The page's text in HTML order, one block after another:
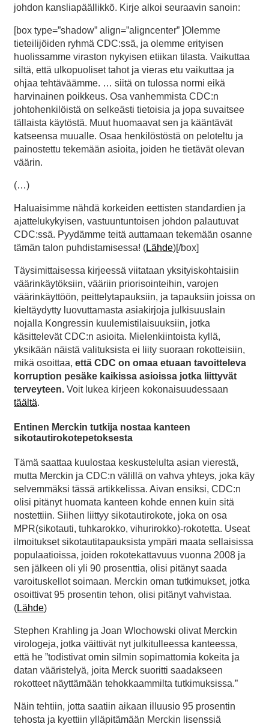
johdon kansliapäällikkö. Kirje alkoi seuraavin sanoin:
[box type=”shadow” align=”aligncenter” ]Olemme
tieteilijöiden ryhmä CDC:ssä, ja olemme erityisen
huolissamme viraston nykyisen etiikan tilasta. Vaikuttaa
siltä, että ulkopuoliset tahot ja vieras etu vaikuttaa ja
ohjaa tehtäväämme. … siitä on tulossa normi eikä
harvinainen poikkeus. Osa vanhemmista CDC:n
johtohenkilöistä on selkeästi tietoisia ja jopa suvaitsee
tällaista käytöstä. Muut huomaavat sen ja kääntävät
katseensa muualle. Osaa henkilöstöstä on peloteltu ja
painostettu tekemään asioita, joiden he tietävät olevan
väärin.
(…)
Haluaisimme nähdä korkeiden eettisten standardien ja
ajattelukykyisen, vastuuntuntoisen johdon palautuvat
CDC:ssä. Pyydämme teitä auttamaan tekemään osanne
tämän talon puhdistamisessa! (Lähde)[/box]
Täysimittaisessa kirjeessä viitataan yksityiskohtaisiin
väärinkäytöksiin, vääriin priorisointeihin, varojen
väärinkäyttöön, peittelytapauksiin, ja tapauksiin joissa on
kieltäydytty luovuttamasta asiakirjoja julkisuuslain
nojalla Kongressin kuulemistilaisuuksiin, jotka
käsittelevät CDC:n asioita. Mielenkiintoista kyllä,
yksikään näistä valituksista ei liity suoraan rokotteisiin,
mikä osoittaa, että CDC on omaa etuaan tavoitteleva
korruption pesäke kaikissa asioissa jotka liittyvät
terveyteen. Voit lukea kirjeen kokonaisuudessaan
täältä.
Entinen Merckin tutkija nostaa kanteen
sikotautirokotepetoksesta
Tämä saattaa kuulostaa keskustelulta asian vierestä,
mutta Merckin ja CDC:n välillä on vahva yhteys, joka käy
selvemmäksi tässä artikkelissa. Aivan ensiksi, CDC:n
olisi pitänyt huomata kanteen kohde ennen kuin sitä
nostettiin. Siihen liittyy sikotautirokote, joka on osa
MPR(sikotauti, tuhkarokko, vihurirokko)-rokotetta. Useat
ilmoitukset sikotautitapauksista ympäri maata sellaisissa
populaatioissa, joiden rokotekattavuus vuonna 2008 ja
sen jälkeen oli yli 90 prosenttia, olisi pitänyt saada
varoituskellot soimaan. Merckin oman tutkimukset, jotka
osoittivat 95 prosentin tehon, olisi pitänyt vahvistaa.
(Lähde)
Stephen Krahling ja Joan Wlochowski olivat Merckin
virologeja, jotka väittivät nyt julkitulleessa kanteessa,
että he ”todistivat omin silmin sopimattomia kokeita ja
datan vääristelyä, joita Merck suoritti saadakseen
rokotteet näyttämään tehokkaammilta tutkimuksissa.”
Näin tehtiin, jotta saatiin aikaan illuusio 95 prosentin
tehosta ja kyettiin ylläpitämään Merckin lisenssiä